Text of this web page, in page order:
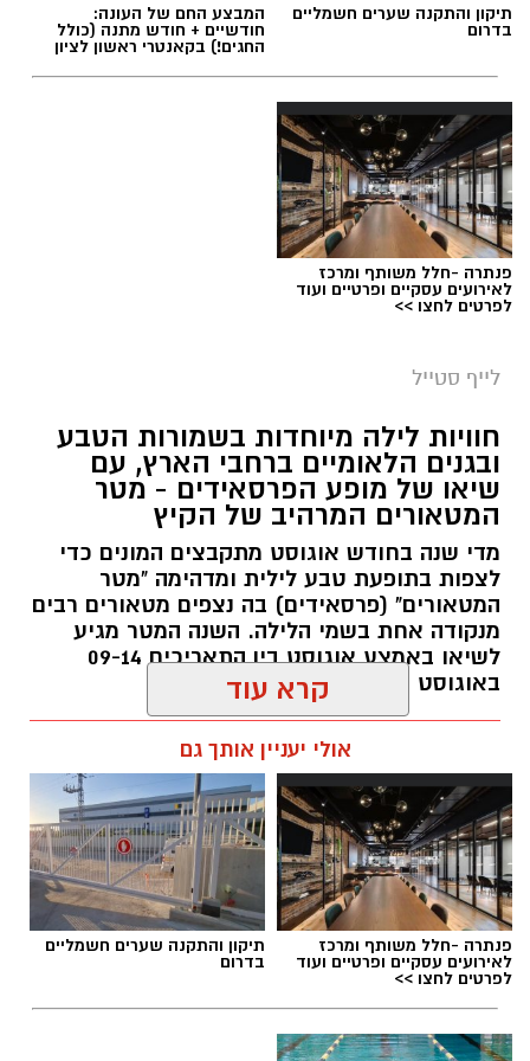
תיקון והתקנה שערים חשמליים
בדרום
המבצע החם של העונה:
חודשיים + חודש מתנה (כולל
החגים!) בקאנטרי ראשון לציון
פנתרה -חלל משותף ומרכז
לאירועים עסקיים ופרטיים ועוד
לפרטים לחצו >>
לייף סטייל
חוויות לילה מיוחדות בשמורות הטבע
ובגנים הלאומיים ברחבי הארץ, עם
שיאו של מופע הפרסאידים - מטר
המטאורים המרהיב של הקיץ
מדי שנה בחודש אוגוסט מתקבצים המונים כדי
לצפות בתופעת טבע לילית ומדהימה "מטר
המטאורים" (פרסאידים) בה נצפים מטאורים רבים
מנקודה אחת בשמי הלילה. השנה המטר מגיע
לשיאו באמצע אוגוסט בין התאריכים 09-14
באוגוסט 2026.
תגים:מטר המטאורים
כשהשמש שוקעת והשמיים מתכסים באלפי כוכבים,
הטבע מציג את אחד המופעים המרהיבים של
השנה - מטר הפרסאידים. זו ההזדמנות לעצור
קרא עוד
אולי יעניין אותך גם
פנתרה -חלל משותף ומרכז
לאירועים עסקיים ופרטיים ועוד
לפרטים לחצו >>
תיקון והתקנה שערים חשמליים
בדרום